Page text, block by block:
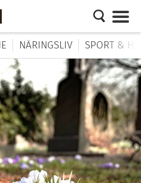
NÄRINGSLIV SPORT &